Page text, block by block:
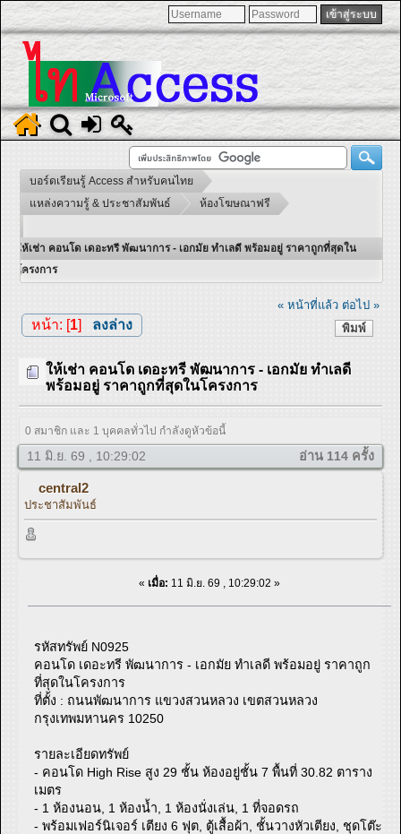
บอร์ดเรียนรู้ Access สำหรับคนไทย
แหล่งความรู้ & ประชาสัมพันธ์
ห้องโฆษณาฟรี
ให้เช่า คอนโด เดอะทรี พัฒนาการ - เอกมัย ทำเลดี พร้อมอยู่ ราคาถูกที่สุดใน
โครงการ
« หน้าที่แล้ว ต่อไป »
พิมพ์
หน้า: [1] ลงล่าง
ให้เช่า คอนโด เดอะทรี พัฒนาการ - เอกมัย ทำเลดี
พร้อมอยู่ ราคาถูกที่สุดในโครงการ
0 สมาชิก และ 1 บุคคลทั่วไป กำลังดูหัวข้อนี้
11 มิ.ย. 69 , 10:29:02 อ่าน 114 ครั้ง
central2
ประชาสัมพันธ์
« เมื่อ: 11 มิ.ย. 69 , 10:29:02 »
รหัสทรัพย์ N0925
คอนโด เดอะทรี พัฒนาการ - เอกมัย ทำเลดี พร้อมอยู่ ราคาถูก
ที่สุดในโครงการ
ที่ตั้ง : ถนนพัฒนาการ แขวงสวนหลวง เขตสวนหลวง
กรุงเทพมหานคร 10250
รายละเอียดทรัพย์
- คอนโด High Rise สูง 29 ชั้น ห้องอยู่ชั้น 7 พื้นที่ 30.82 ตาราง
เมตร
- 1 ห้องนอน, 1 ห้องน้ำ, 1 ห้องนั่งเล่น, 1 ที่จอดรถ
- พร้อมเฟอร์นิเจอร์ เตียง 6 ฟุต, ตู้เสื้อผ้า, ชั้นวางหัวเตียง, ชุดโต๊ะ